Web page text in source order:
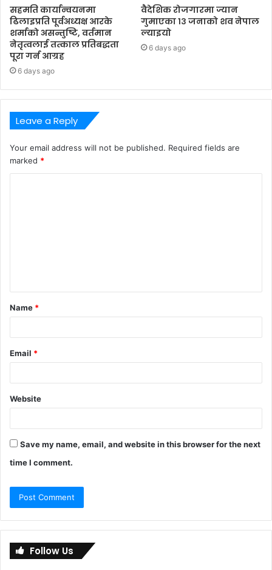
सहमति कार्यान्वयनमा
ढिलाइप्रति पूर्वअध्यक्ष आरके
शर्माको असन्तुष्टि, वर्तमान
नेतृत्वलाई तत्काल प्रतिबद्धता
पूरा गर्न आग्रह
6 days ago
वैदेशिक रोजगारमा ज्यान
गुमाएका १३ जनाको शव नेपाल
ल्याइयो
6 days ago
Leave a Reply
Your email address will not be published. Required fields are
marked *
t
*
Name *
Email *
Website
Save my name, email, and website in this browser for the next
time I comment.
Follow Us